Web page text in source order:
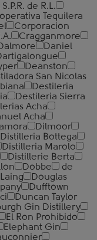
de R.L.
Tequilera
Corporacion
Cragganmore
Daniel
Deanston
San Nicolas
Destileria
Destileria Sierra
Acha
Acha
Dilmoor
Distilleria Bottega
Distilleria Marolo
Distillerie Berta
Dobbe
de
Douglas
Dufftown
Duncan Taylor
Gin Distillery
El Ron Prohibido
Elephant Gin